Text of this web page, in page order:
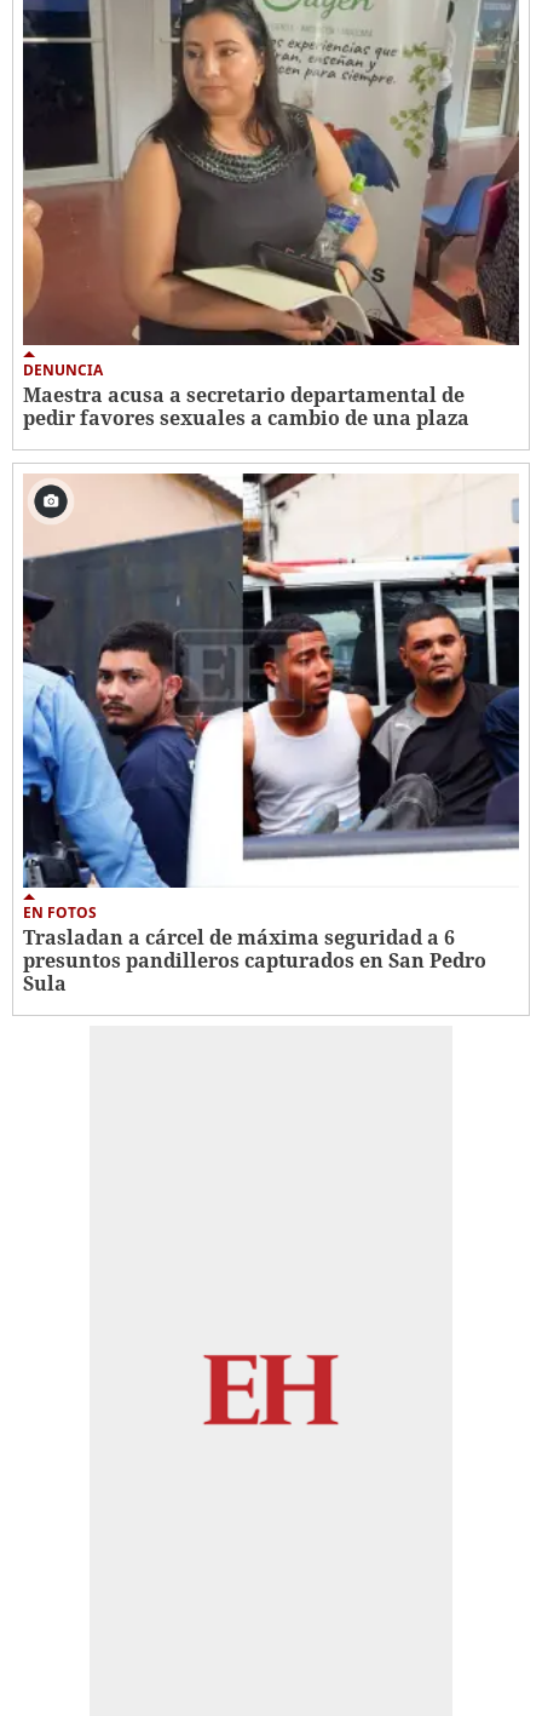
DENUNCIA
Maestra acusa a secretario departamental de
pedir favores sexuales a cambio de una plaza
EN FOTOS
Trasladan a cárcel de máxima seguridad a 6
presuntos pandilleros capturados en San Pedro
Sula